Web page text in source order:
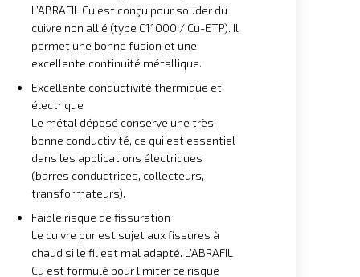
L’ABRAFIL Cu est conçu pour souder du
cuivre non allié (type C11000 / Cu-ETP). Il
permet une bonne fusion et une
excellente continuité métallique.
Excellente conductivité thermique et
électrique
Le métal déposé conserve une très
bonne conductivité, ce qui est essentiel
dans les applications électriques
(barres conductrices, collecteurs,
transformateurs).
Faible risque de fissuration
Le cuivre pur est sujet aux fissures à
chaud si le fil est mal adapté. L’ABRAFIL
Cu est formulé pour limiter ce risque